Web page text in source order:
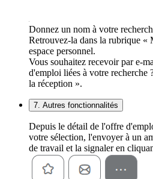
Donnez un nom à votre
Retrouvez-la dans la rubrique «
espace personnel.
Vous souhaitez recevoir par e-
d'emploi liées à votre
la réception ».
7. Autres fonctionnalités
Depuis le détail de l'offre
votre sélection, l'envoyer à un
de travail et la signaler en